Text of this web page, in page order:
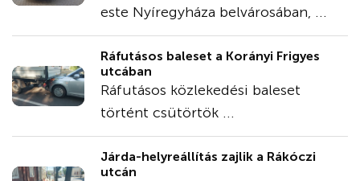
este Nyíregyháza belvárosában, ...
Ráfutásos baleset a Korányi Frigyes
utcában
Ráfutásos közlekedési baleset
történt csütörtök ...
Járda-helyreállítás zajlik a Rákóczi
utcán